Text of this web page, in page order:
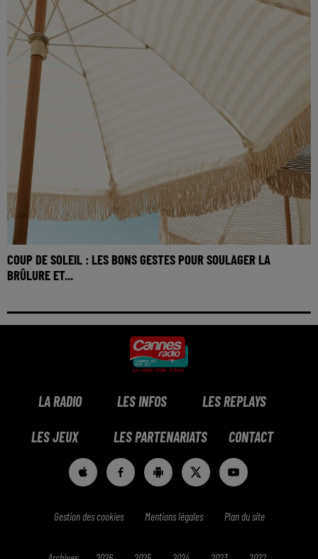
COUP DE SOLEIL : LES BONS GESTES POUR SOULAGER LA
BRÛLURE ET...
LA RADIO LES INFOS LES REPLAYS
LES JEUX LES PARTENARIATS CONTACT
Gestion des cookies Mentions légales Plan du site